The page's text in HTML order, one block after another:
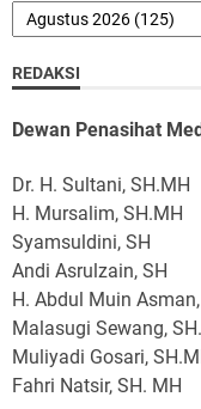
REDAKSI
Dewan Penasihat
Dr. H. Sultani, SH.MH
H. Mursalim, SH.MH
Syamsuldini, SH
Andi Asrulzain, SH
H. Abdul Muin Asman,
Malasugi Sewang,
Muliyadi Gosari,
Fahri Natsir, SH. MH